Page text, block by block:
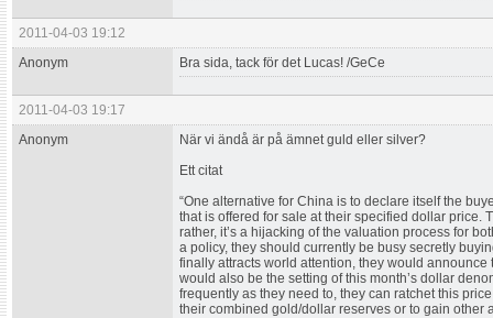
2011-04-03 19:12
Anonym
Bra sida, tack för det Lucas! /GeCe
2011-04-03 19:17
Anonym
När vi ändå är på ämnet guld eller silver?
Ett citat
“One alternative for China is to declare itself the
that is offered for sale at their specified dollar price.
rather, it’s a hijacking of the valuation process for
a policy, they should currently be busy secretly
finally attracts world attention, they would
would also be the setting of this month’s dollar
frequently as they need to, they can ratchet this
their combined gold/dollar reserves or to gain other